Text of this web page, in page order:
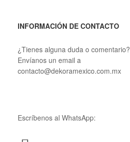
INFORMACIÓN DE CONTACTO
¿Tienes alguna duda o comentario?
Envíanos un email a
contacto@dekoramexico.com.mx
Escríbenos al WhatsApp: